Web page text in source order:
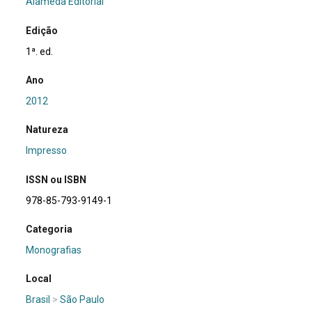
Edição
1ª. ed.
Ano
2012
Natureza
Impresso
ISSN ou ISBN
978-85-793-9149-1
Categoria
Monografias
Local
Brasil >São Paulo